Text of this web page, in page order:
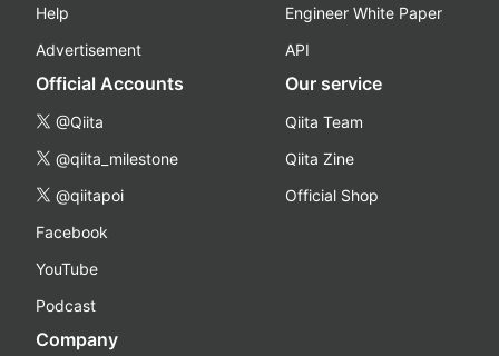
Help
Advertisement
Engineer White Paper
API
Official Accounts
@Qiita
@qiita_milestone
@qiitapoi
Facebook
YouTube
Podcast
Our service
Qiita Team
Qiita Zine
Official Shop
Company